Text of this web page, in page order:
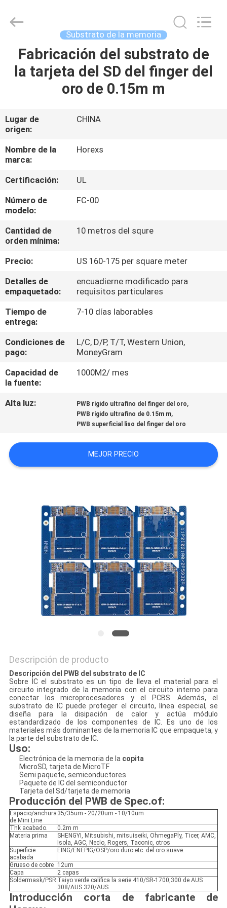
HOGAR
PRODUCTOS
SOBRE
NOSOTROS
VIAJE
DE
LA
DE
CALIDAD
ÉNTRENOS
EN
CONTACTO
CON
NOTICIAS
UNA
CITA
PRIVACY
POLICY
Electronics
Co.,Ltd..
Substrato de la memoria
Fabricación del substrato de
la tarjeta del SD del finger del
oro de 0.15m m
Lugar de
origen:
CHINA
Nombre de la
marca:
Horexs
Certificación:
UL
Número de
modelo:
FC-00
Cantidad de
orden mínima:
10 metros del squre
Precio:
US 160-175 per square meter
Detalles de
empaquetado:
encuadierne modificado para
requisitos particulares
Tiempo de
entrega:
7-10 días laborables
Condiciones de
pago:
L/C, D/P, T/T, Western Union,
MoneyGram
Capacidad de
la fuente:
1000M2/ mes
Alta luz: PWB rígido ultrafino del finger del oro,
PWB rígido ultrafino de 0.15m m,
PWB superficial liso del finger del oro
MEJOR PRECIO
Descripción de producto
Descripción del PWB del substrato de IC
Sobre IC el substrato es un tipo de lleva el material para el
circuito integrado de la memoria con el circuito interno para
conectar los microprocesadores y el PCBS. Además, el
substrato de IC puede proteger el circuito, línea especial, se
diseña para la disipación de calor y actúa módulo
estandardizado de los componentes de IC. Es uno de los
materiales más dominantes de la memoria IC que empaqueta, y
la parte del substrato de IC.
Uso:
Electrónica de la memoria de la copita
MicroSD, tarjeta de MicroTF
Semi paquete, semiconductores
Paquete de IC del semiconductor
Tarjeta del Sd/tarjeta de memoria
Producción del PWB de Spec.of:
Espacio/anchura
de Mini.Line
35/35um - 20/20um - 10/10um
Thk acabado.
0.2m m
Materia prima
SHENGYI, Mitsubishi, mitsuiseiki, OhmegaPly, Ticer, AMC,
Isola, AGC, Neclo, Rogers, Taconic, otros
Superficie
acabada
EING/ENEPIG/OSP/oro duro etc. del oro suave.
Grueso de cobre 12um
Capa
2 capas
Soldermask/PSR Taiyo verde califica la serie 410/SR-1700,300 de AUS
308/AUS 320/AUS
Introducción corta de fabricante de